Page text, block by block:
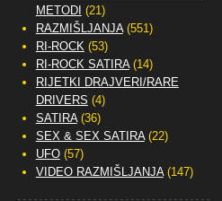
METODI (21)
RAZMIŠLJANJA(551)
RI-ROCK(53)
RI-ROCK SATIRA(14)
RIJETKI DRAJVERI/RARE
DRIVERS (4)
SATIRA(36)
SEX & SEX SATIRA(22)
UFO(57)
VIDEO RAZMIŠLJANJA(147)